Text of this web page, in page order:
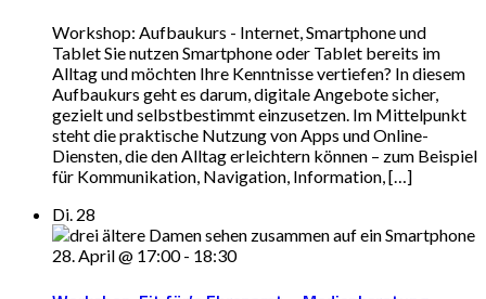
Workshop: Aufbaukurs - Internet, Smartphone und
Tablet Sie nutzen Smartphone oder Tablet bereits im
Alltag und möchten Ihre Kenntnisse vertiefen? In diesem
Aufbaukurs geht es darum, digitale Angebote sicher,
gezielt und selbstbestimmt einzusetzen. Im Mittelpunkt
steht die praktische Nutzung von Apps und Online-
Diensten, die den Alltag erleichtern können – zum Beispiel
für Kommunikation, Navigation, Information, […]
Di. 28
28. April @ 17:00- 18:30